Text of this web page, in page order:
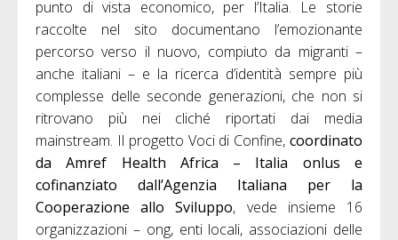
punto di vista economico, per l’Italia. Le storie
raccolte nel sito documentano l’emozionante
percorso verso il nuovo, compiuto da migranti –
anche italiani – e la ricerca d’identità sempre più
complesse delle seconde generazioni, che non si
ritrovano più nei cliché riportati dai media
mainstream. Il progetto Voci di Confine, coordinato
da Amref Health Africa – Italia onlus e
cofinanziato dall’Agenzia Italiana per la
Cooperazione allo Sviluppo, vede insieme 16
organizzazioni – ong, enti locali, associazioni delle